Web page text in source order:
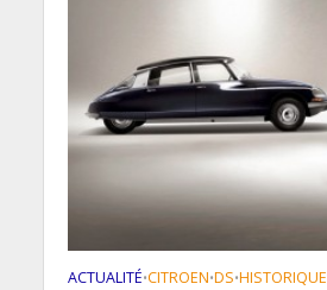
ACTUALITÉ•CITROEN•DS•HISTORIQUE